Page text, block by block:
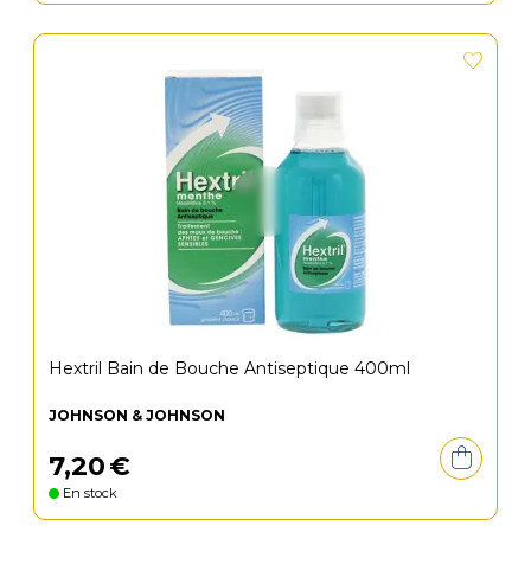
Hextril Bain de Bouche Antiseptique 400ml
JOHNSON & JOHNSON
7,20€
En stock